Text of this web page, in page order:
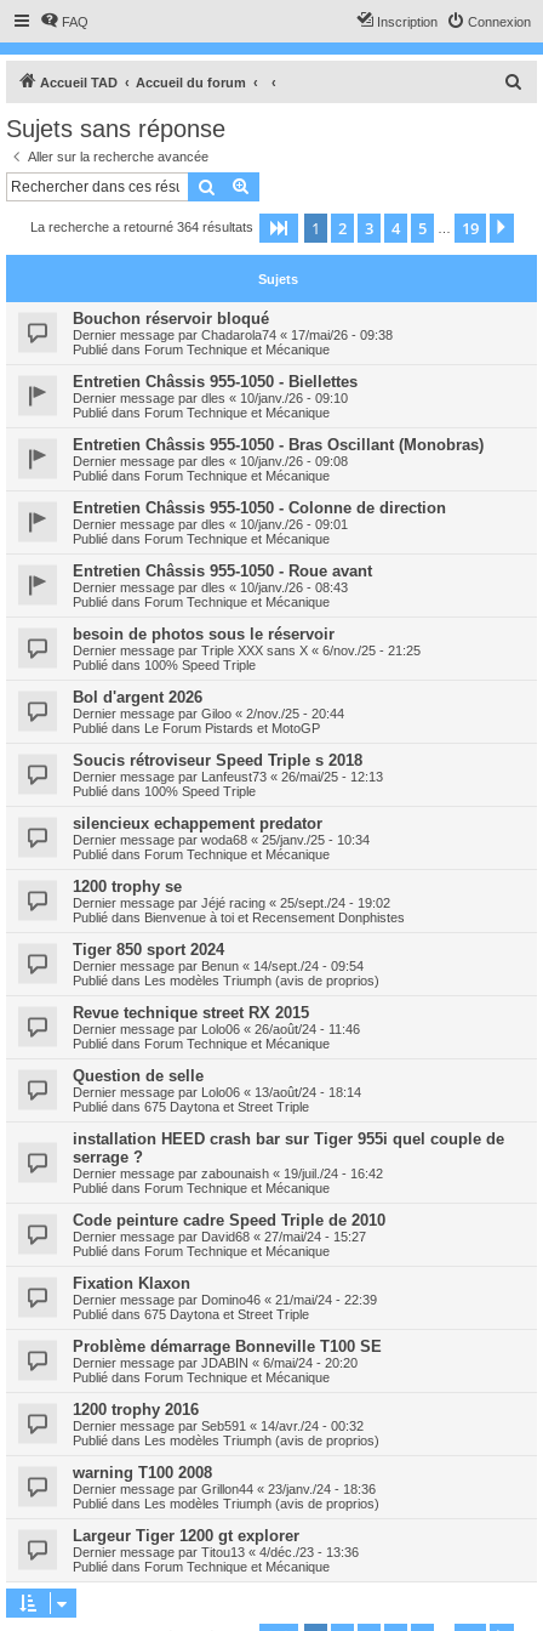
FAQ Connexion
Inscription
Accueil TAD Accueil du forum
c
Sujets sans réponse
Aller sur la recherche avancée
Rechercher
La recherche a retourné 364 résultats Page 1sur19
1 2 3 4 5 19
Sujets
Bouchon réservoir bloqué
Dernier message par Chadarola74 « 17/mai/26 - 09:38
Publié dans Forum Technique et Mécanique
Entretien Châssis 955-1050 - Biellettes
Dernier message par dles « 10/janv./26 - 09:10
Publié dans Forum Technique et Mécanique
Entretien Châssis 955-1050 - Bras Oscillant (Monobras)
Dernier message par dles « 10/janv./26 - 09:08
Publié dans Forum Technique et Mécanique
Entretien Châssis 955-1050 - Colonne de direction
Dernier message par dles « 10/janv./26 - 09:01
Publié dans Forum Technique et Mécanique
Entretien Châssis 955-1050 - Roue avant
Dernier message par dles « 10/janv./26 - 08:43
Publié dans Forum Technique et Mécanique
besoin de photos sous le réservoir
Dernier message par Triple XXX sans X « 6/nov./25 - 21:25
Publié dans 100% Speed Triple
Bol d'argent 2026
Dernier message par Giloo « 2/nov./25 - 20:44
Publié dans Le Forum Pistards et MotoGP
Soucis rétroviseur Speed Triple s 2018
Dernier message par Lanfeust73 « 26/mai/25 - 12:13
Publié dans 100% Speed Triple
silencieux echappement predator
Dernier message par woda68 « 25/janv./25 - 10:34
Publié dans Forum Technique et Mécanique
1200 trophy se
Dernier message par Jéjé racing « 25/sept./24 - 19:02
Publié dans Bienvenue à toi et Recensement Donphistes
Tiger 850 sport 2024
Dernier message par Benun « 14/sept./24 - 09:54
Publié dans Les modèles Triumph (avis de proprios)
Revue technique street RX 2015
Dernier message par Lolo06 « 26/août/24 - 11:46
Publié dans Forum Technique et Mécanique
Question de selle
Dernier message par Lolo06 « 13/août/24 - 18:14
Publié dans 675 Daytona et Street Triple
installation HEED crash bar sur Tiger 955i quel couple de
serrage ?
Dernier message par zabounaish « 19/juil./24 - 16:42
Publié dans Forum Technique et Mécanique
Code peinture cadre Speed Triple de 2010
Dernier message par David68 « 27/mai/24 - 15:27
Publié dans Forum Technique et Mécanique
Fixation Klaxon
Dernier message par Domino46 « 21/mai/24 - 22:39
Publié dans 675 Daytona et Street Triple
Problème démarrage Bonneville T100 SE
Dernier message par JDABIN « 6/mai/24 - 20:20
Publié dans Forum Technique et Mécanique
1200 trophy 2016
Dernier message par Seb591 « 14/avr./24 - 00:32
Publié dans Les modèles Triumph (avis de proprios)
warning T100 2008
Dernier message par Grillon44 « 23/janv./24 - 18:36
Publié dans Les modèles Triumph (avis de proprios)
Largeur Tiger 1200 gt explorer
Dernier message par Titou13 « 4/déc./23 - 13:36
Publié dans Forum Technique et Mécanique